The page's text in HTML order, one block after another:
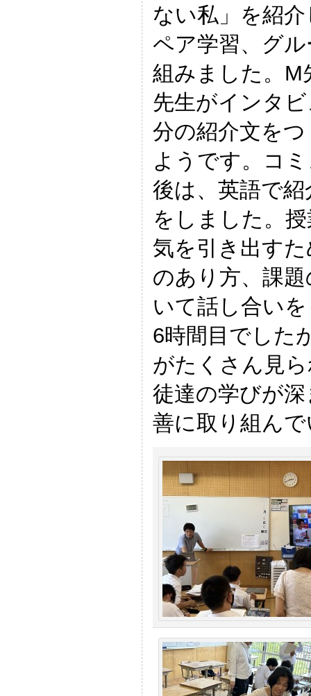
ない私」を紹
ペア学習、グ
組みました。M
先生がインタ
分の紹介文を
ようです。コ
後は、英語で
をしました。
気を引き出す
のあり方、課
いて話し合い
6時間目でした
がたくさん見
徒達の学びが
善に取り組ん